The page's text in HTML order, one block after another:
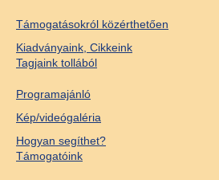
Támogatásokról közérthetően
Kiadványaink, Cikkeink
Tagjaink tollából
Programajánló
Kép/videógaléria
Hogyan segíthet?
Támogatóink